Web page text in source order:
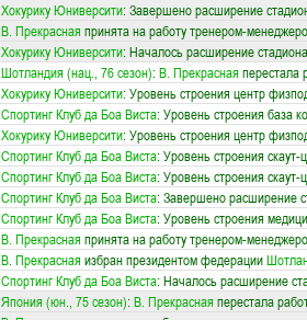
Хокурику Юниверсити: Завершено расширение
В. Прекрасная принята на работу тренером-
Хокурику Юниверсити: Началось расширение
Шотландия (нац., 76 сезон): В. Прекрасная перестала
Хокурику Юниверсити: Уровень строения центр
Спортинг Клуб да Боа Виста: Уровень строения база
Хокурику Юниверсити: Уровень строения центр
Спортинг Клуб да Боа Виста: Уровень строения
Спортинг Клуб да Боа Виста: Уровень строения
Спортинг Клуб да Боа Виста: Завершено расширение
Спортинг Клуб да Боа Виста: Уровень строения
В. Прекрасная принята на работу тренером-
В. Прекрасная избран президентом федерации
Спортинг Клуб да Боа Виста: Началось расширение
Япония (юн., 75 сезон): В. Прекрасная перестала